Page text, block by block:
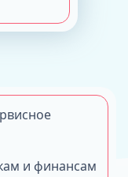
и финансам